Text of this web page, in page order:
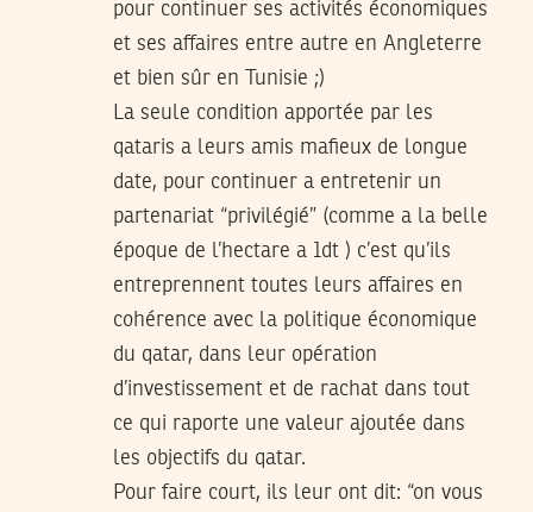
pour continuer ses activités économiques
et ses affaires entre autre en Angleterre
et bien sûr en Tunisie ;)
La seule condition apportée par les
qataris a leurs amis mafieux de longue
date, pour continuer a entretenir un
partenariat “privilégié” (comme a la belle
époque de l’hectare a 1dt ) c’est qu’ils
entreprennent toutes leurs affaires en
cohérence avec la politique économique
du qatar, dans leur opération
d’investissement et de rachat dans tout
ce qui raporte une valeur ajoutée dans
les objectifs du qatar.
Pour faire court, ils leur ont dit: “on vous